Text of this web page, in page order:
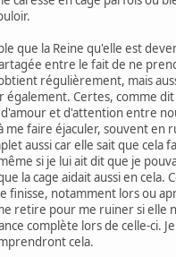
que la Reine qu'elle est
entre le fait de ne
régulièrement, mais
également. Certes, comme dit
et d'attention entre
me faire éjaculer, souvent en
aussi car elle sait que cela
si je lui ait dit que je
la cage aidait aussi en cela.
finisse, notamment lors ou
retire pour me ruiner si elle
complète lors de celle-ci.
cela.